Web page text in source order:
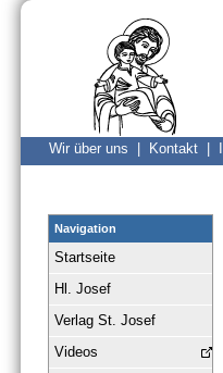
Wir über uns | Kontakt |
Navigation
Startseite
Hl. Josef
Verlag St. Josef
Videos